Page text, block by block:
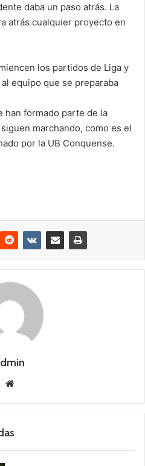
daba un paso atrás. La
atrás cualquier proyecto en
los partidos de Liga y
equipo que se preparaba
han formado parte de la
marchando, como es el
por la UB Conquense.
we